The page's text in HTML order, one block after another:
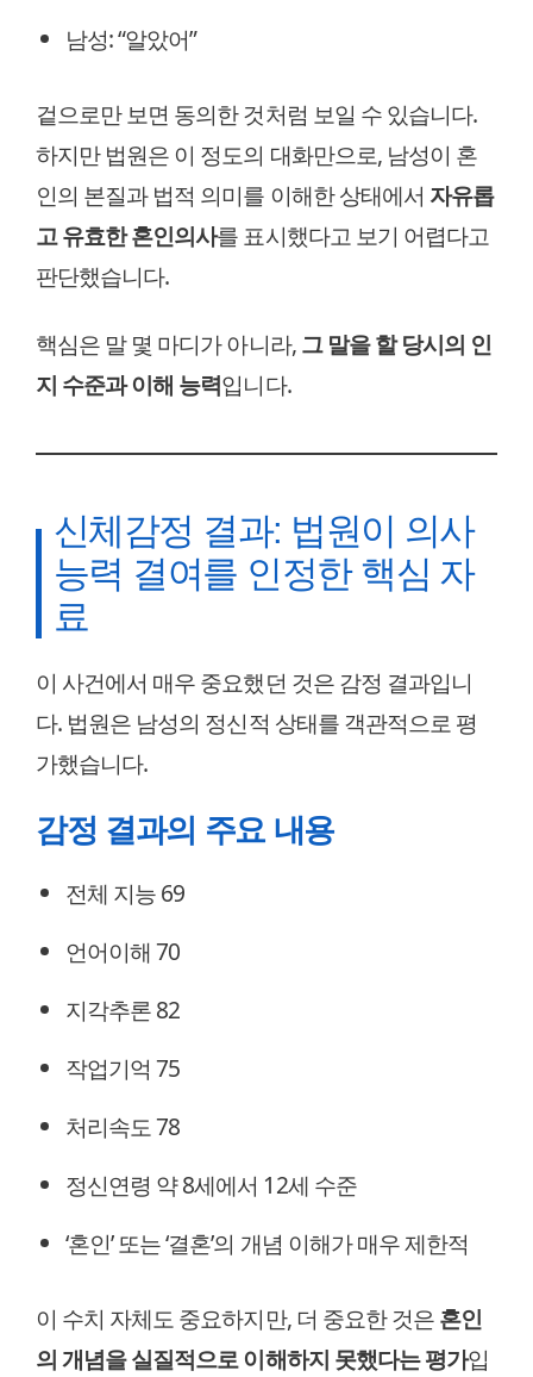
남성: “알았어”
겉으로만 보면 동의한 것처럼 보일 수 있습니다.
하지만 법원은 이 정도의 대화만으로, 남성이 혼
인의 본질과 법적 의미를 이해한 상태에서 자유롭
고 유효한 혼인의사를 표시했다고 보기 어렵다고
판단했습니다.
핵심은 말 몇 마디가 아니라,그 말을 할 당시의 인
지 수준과 이해 능력입니다.
신체감정 결과: 법원이 의사
능력 결여를 인정한 핵심 자
료
이 사건에서 매우 중요했던 것은 감정 결과입니
다. 법원은 남성의 정신적 상태를 객관적으로 평
가했습니다.
감정 결과의 주요 내용
전체 지능 69
언어이해 70
지각추론 82
작업기억 75
처리속도 78
정신연령 약 8세에서 12세 수준
‘혼인’ 또는 ‘결혼’의 개념 이해가 매우 제한적
이 수치 자체도 중요하지만, 더 중요한 것은혼인
의 개념을 실질적으로 이해하지 못했다는 평가입